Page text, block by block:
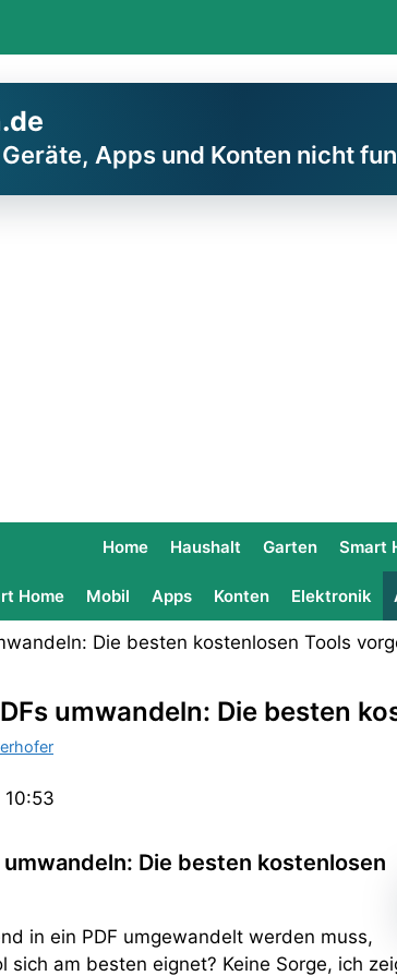
Apps und Konten nicht
Home Haushalt Garten Smart
Home Mobil Apps Konten Elektronik
umwandeln: Die besten
Die besten kostenlosen
in ein PDF umgewandelt werden muss,
sich am besten eignet? Keine Sorge, ich